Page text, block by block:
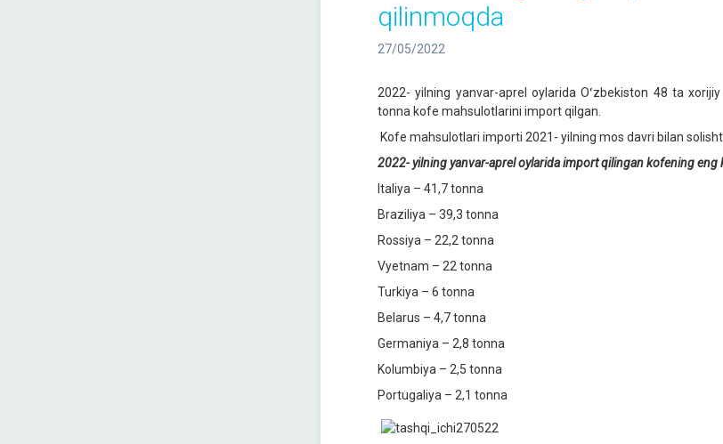
qilinmoqda
27/05/2022
2022- yilning yanvar-aprel oylarida Oʻzbekiston 48 ta
tonna kofe mahsulotlarini import qilgan.
Kofe mahsulotlari importi 2021- yilning mos davri bilan
2022-yilning yanvar-aprel oylarida import qilingan kofening eng
Italiya – 41,7 tonna
Braziliya – 39,3 tonna
Rossiya – 22,2 tonna
Vyetnam – 22 tonna
Turkiya – 6 tonna
Belarus – 4,7 tonna
Germaniya – 2,8 tonna
Kolumbiya – 2,5 tonna
Portugaliya – 2,1 tonna